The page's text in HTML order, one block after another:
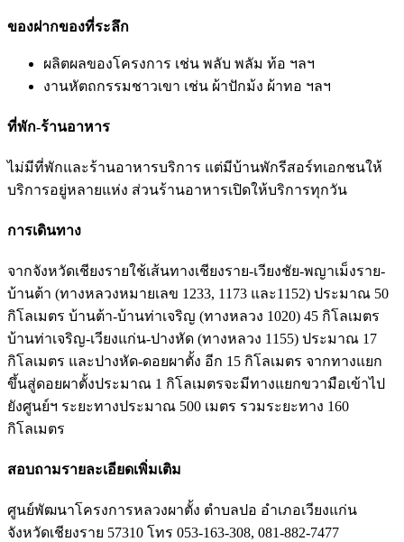
ของฝากของที่ระลึก
ผลิตผลของโครงการ เช่น พลับ พลัม ท้อ ฯลฯ
งานหัตถกรรมชาวเขา เช่น ผ้าปักม้ง ผ้าทอ ฯลฯ
ที่พัก-ร้านอาหาร
ไม่มีที่พักและร้านอาหารบริการ แต่มีบ้านพักรีสอร์ทเอกชนให้
บริการอยู่หลายแห่ง ส่วนร้านอาหารเปิดให้บริการทุกวัน
การเดินทาง
จากจังหวัดเชียงรายใช้เส้นทางเชียงราย-เวียงชัย-พญาเม็งราย-
บ้านต้า (ทางหลวงหมายเลข 1233, 1173 และ1152) ประมาณ 50
กิโลเมตร บ้านต้า-บ้านท่าเจริญ (ทางหลวง 1020) 45 กิโลเมตร
บ้านท่าเจริญ-เวียงแก่น-ปางหัด (ทางหลวง 1155) ประมาณ 17
กิโลเมตร และปางหัด-ดอยผาตั้ง อีก 15 กิโลเมตร จากทางแยก
ขึ้นสู่ดอยผาตั้งประมาณ 1 กิโลเมตรจะมีทางแยกขวามือเข้าไป
ยังศูนย์ฯ ระยะทางประมาณ 500 เมตร รวมระยะทาง 160
กิโลเมตร
สอบถามรายละเอียดเพิ่มเติม
ศูนย์พัฒนาโครงการหลวงผาตั้ง ตำบลปอ อำเภอเวียงแก่น
จังหวัดเชียงราย 57310 โทร 053-163-308, 081-882-7477